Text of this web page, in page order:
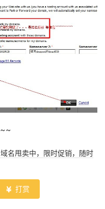
名甩卖中，限时促销，随时
 打赏